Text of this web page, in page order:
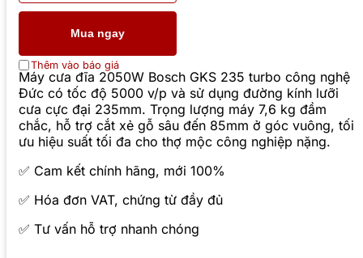
Mua ngay
Thêm vào báo giá
Máy cưa đĩa 2050W Bosch GKS 235 turbo công nghệ
Đức có tốc độ 5000 v/p và sử dụng đường kính lưỡi
cưa cực đại 235mm. Trọng lượng máy 7,6 kg đầm
chắc, hỗ trợ cắt xẻ gỗ sâu đến 85mm ở góc vuông, tối
ưu hiệu suất tối đa cho thợ mộc công nghiệp nặng.
✅ Cam kết chính hãng, mới 100%
✅ Hóa đơn VAT, chứng từ đầy đủ
✅ Tư vấn hỗ trợ nhanh chóng